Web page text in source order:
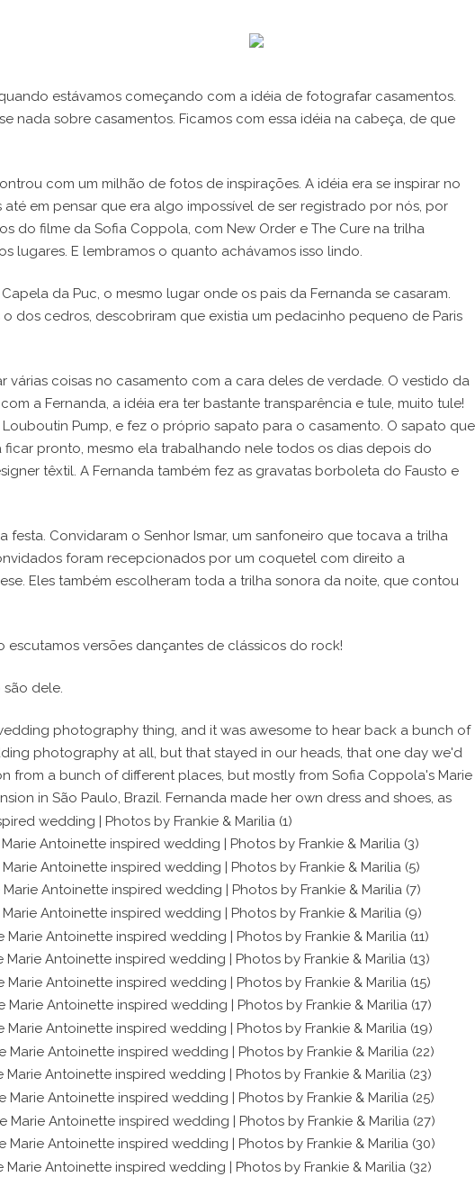
estávamos começando com a idéia de fotografar casamentos.
sobre casamentos. Ficamos com essa idéia na cabeça, de que
com um milhão de fotos de inspirações. A idéia era se inspirar no
em pensar que era algo impossível de ser registrado por nós, por
do filme da Sofia Coppola, com New Order e The Cure na trilha
lugares. E lembramos o quanto achávamos isso lindo.
da Puc, o mesmo lugar onde os pais da Fernanda se casaram.
dos cedros, descobriram que existia um pedacinho pequeno de Paris
coisas no casamento com a cara deles de verdade. O vestido da
a Fernanda, a idéia era ter bastante transparência e tule, muito tule!
Pump, e fez o próprio sapato para o casamento. O sapato que
pronto, mesmo ela trabalhando nele todos os dias depois do
têxtil. A Fernanda também fez as gravatas borboleta do Fausto e
Convidaram o Senhor Ismar, um sanfoneiro que tocava a trilha
foram recepcionados por um coquetel com direito a
Eles também escolheram toda a trilha sonora da noite, que contou
versões dançantes de clássicos do rock!
dele.
photography thing, and it was awesome to hear back a bunch of
photography at all, but that stayed in our heads, that one day we'd
from a bunch of different places, but mostly from Sofia Coppola's Marie
in São Paulo, Brazil. Fernanda made her own dress and shoes, as